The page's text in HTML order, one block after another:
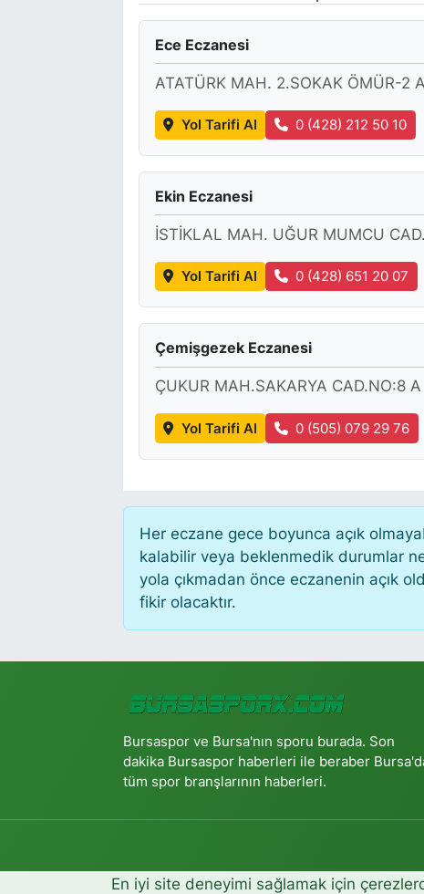
Ece Eczanesi
ATATÜRK MAH. 2.SOKAK ÖMÜR-2
Yol Tarifi Al 0 (428) 212 50 10
Ekin Eczanesi
İSTİKLAL MAH. UĞUR MUMCU
Yol Tarifi Al 0 (428) 651 20 07
Çemişgezek Eczanesi
ÇUKUR MAH.SAKARYA CAD.NO:8 A
Yol Tarifi Al 0 (505) 079 29 76
Her eczane gece boyunca açık
kalabilir veya beklenmedik durumlar
yola çıkmadan önce eczanenin açık
fikir olacaktır.
Bursaspor ve Bursa'nın sporu burada. Son
dakika Bursaspor haberleri ile beraber
tüm spor branşlarının haberleri.
En iyi site deneyimi sağlamak için